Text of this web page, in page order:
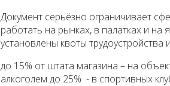
Документ серьёзно ограничивает
работать на рынках, в палатках и на
установлены квоты трудоустройства
до 15% от штата магазина – на
алкоголем до 25% - в спортивных